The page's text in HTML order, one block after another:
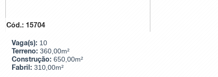
Cód.: 15704
Vaga(s): 10
Terreno: 360,00m²
Construção: 650,00m²
Fabril: 310,00m²